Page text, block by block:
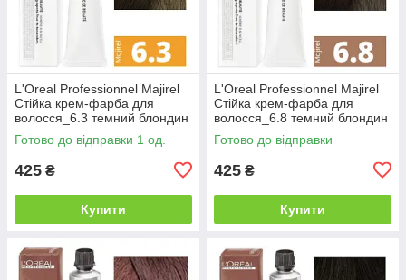
L'Oreal Professionnel Majirel
Стійка крем-фарба для
волосся_6.3 темний блондин
золотистий 50мл
Готово до відправки 1 од.
425 ₴
Купити
L'Oreal Professionnel Majirel
Стійка крем-фарба для
волосся_6.8 темний блондин
мокка 50мл
Готово до відправки
425 ₴
Купити